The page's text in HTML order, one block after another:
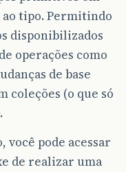
tipo. Permitindo
disponibilizados
operações como
de base
coleções (o que só
você pode acessar
de realizar uma